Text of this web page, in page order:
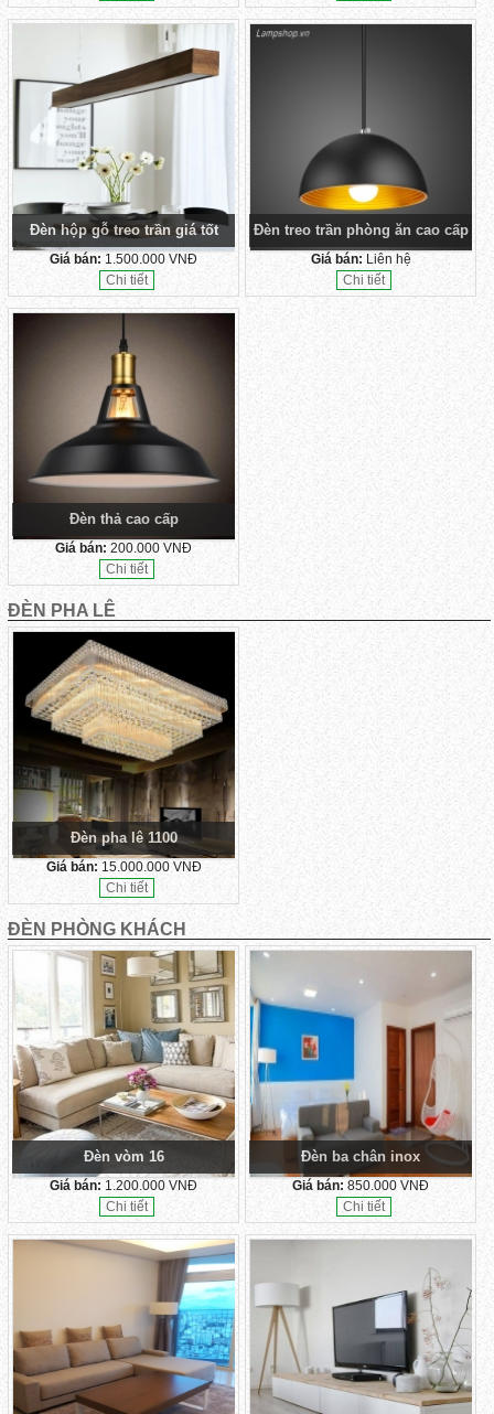
Đèn hộp gỗ treo trần giá tốt
Giá bán: 1.500.000 VNĐ
Chi tiết
Đèn treo trần phòng ăn cao cấp
Giá bán: Liên hệ
Chi tiết
Đèn thả cao cấp
Giá bán:200.000 VNĐ
Chi tiết
ĐÈN PHA LÊ
Đèn pha lê 1100
Giá bán: 15.000.000 VNĐ
Chi tiết
ĐÈN PHÒNG KHÁCH
Đèn vòm 16
Giá bán: 1.200.000 VNĐ
Chi tiết
Đèn ba chân inox
Giá bán:850.000 VNĐ
Chi tiết